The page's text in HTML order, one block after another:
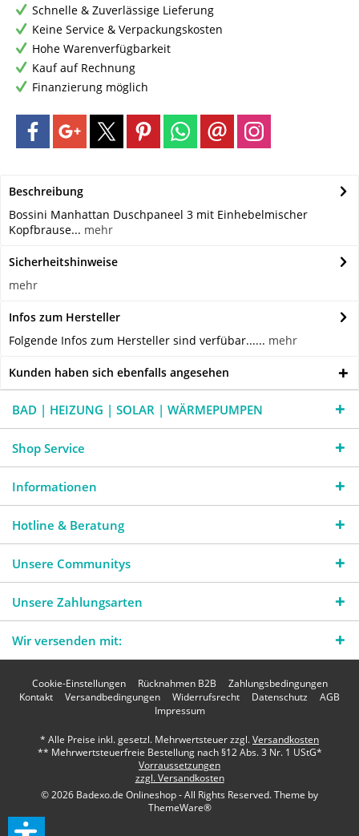
Schnelle & Zuverlässige Lieferung
Keine Service & Verpackungskosten
Hohe Warenverfügbarkeit
Kauf auf Rechnung
Finanzierung möglich
Beschreibung
Bossini Manhattan Duschpaneel 3 mit Einhebelmischer
Kopfbrause... mehr
Sicherheitshinweise
mehr
Infos zum Hersteller
Folgende Infos zum Hersteller sind verfübar...... mehr
Kunden haben sich ebenfalls angesehen
BAD | HEIZUNG | SOLAR | WÄRMEPUMPEN
Shop Service
Informationen
Hotline & Beratung
Unsere Communitys
Unsere Zahlungsarten
Wir versenden mit:
Cookie-Einstellungen Rücknahmen B2B
Zahlungsbedingungen
Kontakt
Versandbedingungen Widerrufsrecht Datenschutz
AGB
Impressum
* Alle Preise inkl. gesetzl. Mehrwertsteuer zzgl.Versandkosten
** Mehrwertsteuerfreie Bestellung nach §12 Abs. 3 Nr. 1 UStG*
Vorraussetzungen
zzgl. Versandkosten
© 2026 Badexo.de Onlineshop - All Rights Reserved. Theme by
ThemeWare®